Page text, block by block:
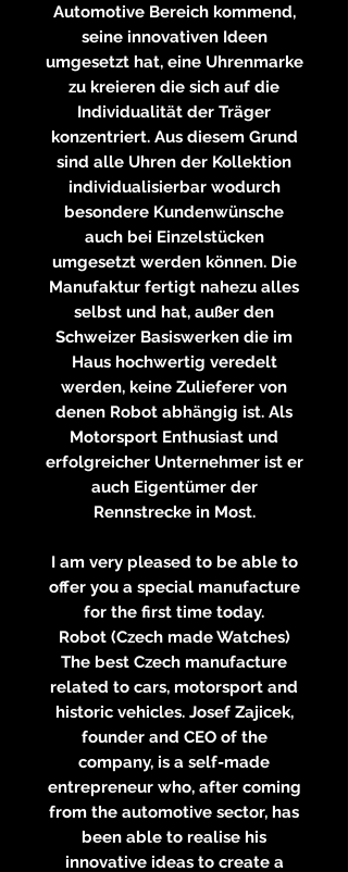
Automotive Bereich kommend,
seine innovativen Ideen
umgesetzt hat, eine Uhrenmarke
zu kreieren die sich auf die
Individualität der Träger
konzentriert. Aus diesem Grund
sind alle Uhren der Kollektion
individualisierbar wodurch
besondere Kundenwünsche
auch bei Einzelstücken
umgesetzt werden können. Die
Manufaktur fertigt nahezu alles
selbst und hat, außer den
Schweizer Basiswerken die im
Haus hochwertig veredelt
werden, keine Zulieferer von
denen Robot abhängig ist. Als
Motorsport Enthusiast und
erfolgreicher Unternehmer ist er
auch Eigentümer der
Rennstrecke in Most.
I am very pleased to be able to
offer you a special manufacture
for the first time today.
Robot (Czech made Watches)
The best Czech manufacture
related to cars, motorsport and
historic vehicles. Josef Zajicek,
founder and CEO of the
company, is a self-made
entrepreneur who, after coming
from the automotive sector, has
been able to realise his
innovative ideas to create a